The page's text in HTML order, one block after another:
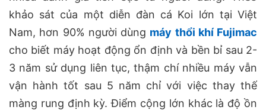
khảo sát của một diễn đàn cá Koi lớn tại Việt
Nam, hơn 90% người dùng máy thổi khí Fujimac
cho biết máy hoạt động ổn định và bền bỉ sau 2-
3 năm sử dụng liên tục, thậm chí nhiều máy vẫn
vận hành tốt sau 5 năm chỉ với việc thay thế
màng rung định kỳ. Điểm cộng lớn khác là độ ồn